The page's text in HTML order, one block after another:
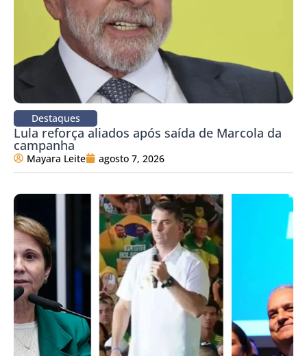
Destaques
Lula reforça aliados após saída de Marcola da
campanha
Mayara Leite agosto 7, 2026